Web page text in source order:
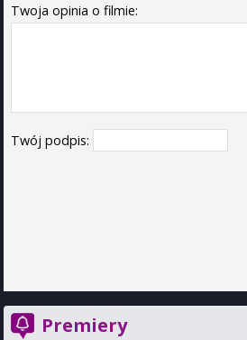
Twoja opinia o filmie:
Twój podpis:
Premiery